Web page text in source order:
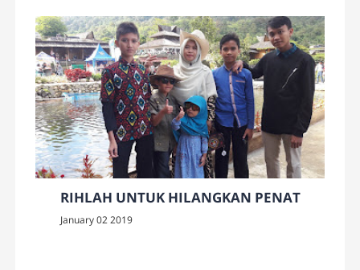
RIHLAH UNTUK HILANGKAN PENAT
January 02 2019